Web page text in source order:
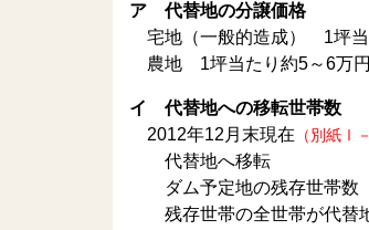
ア 代替地の分譲価格
宅地（一般的造成） 1坪当
農地 1坪当たり約5～6万円
イ 代替地への移転世帯数
2012年12月末現在 （別紙Ⅰ
代替地へ移転 70
ダム予定地の残存世帯数
残存世帯の全世帯が代替